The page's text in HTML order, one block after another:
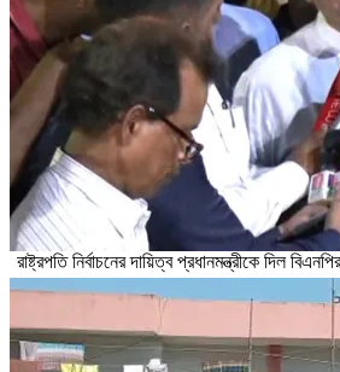
রাষ্ট্রপতি নির্বাচনের দায়িত্ব প্রধানমন্ত্রীকে দিল